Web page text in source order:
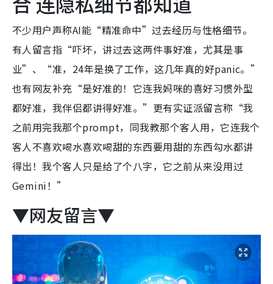
不少用户声称AI能“精准命中”过去经历与性格细节。
有人留言指“吓坏，讲过去这两件事好准，尤其是事
业”、“准，24年是换了工作，这几年真的好panic。”
也有网友补充“是好准的！它连我妈咪的喜好习惯外型
都好准，我伴侣都讲得好准。”更有实证派留言称“我
之前用完我那个prompt，同我教那个客人用，它连我个
客人不喜欢喝水喜欢喝甜的东西要用甜的东西勾水都讲
得出！我个客人只是给了个八字，它之前从来没用过
Gemini！”
▼网友留言▼